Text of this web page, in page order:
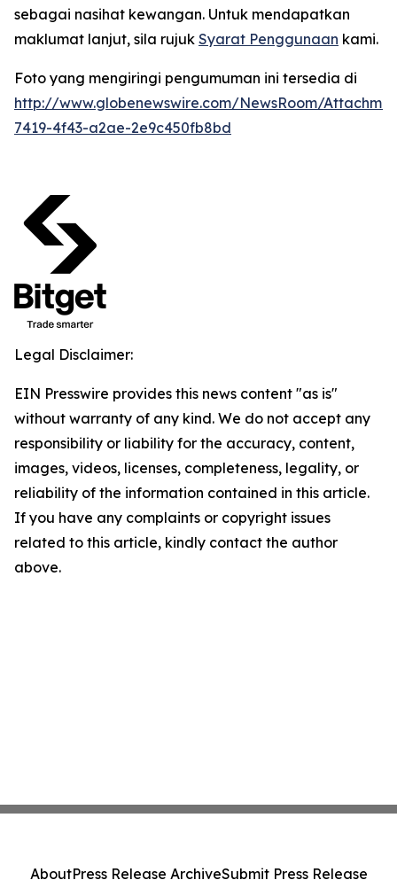
sebagai nasihat kewangan. Untuk mendapatkan
maklumat lanjut, sila rujuk Syarat Penggunaan kami.
Foto yang mengiringi pengumuman ini tersedia di
http://www.globenewswire.com/NewsRoom/
7419-4f43-a2ae-2e9c450fb8bd
Legal Disclaimer:
EIN Presswire provides this news content "as is"
without warranty of any kind. We do not accept any
responsibility or liability for the accuracy, content,
images, videos, licenses, completeness, legality, or
reliability of the information contained in this article.
If you have any complaints or copyright issues
related to this article, kindly contact the author
above.
AboutPress Release ArchiveSubmit Press Release